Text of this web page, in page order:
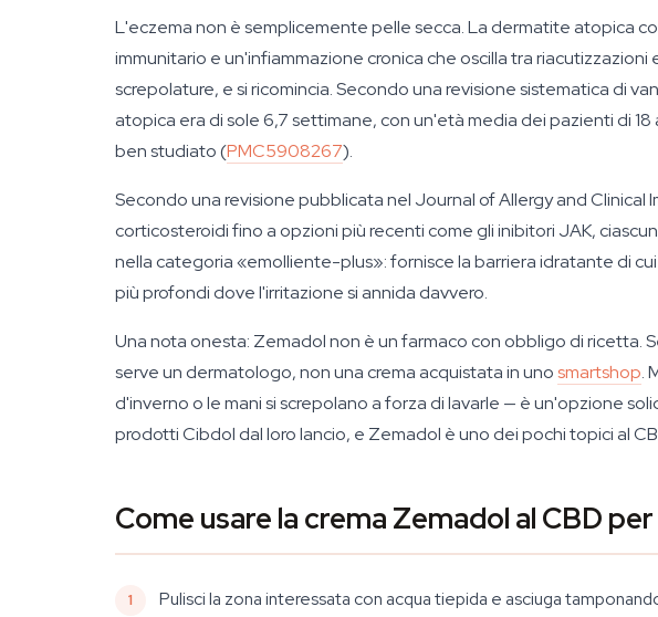
L'eczema non è semplicemente pelle secca. La dermatite atopica
immunitario e un'infiammazione cronica che oscilla tra
screpolature, e si ricomincia. Secondo una revisione sistematica di
atopica era di sole 6,7 settimane, con un'età media dei pazienti di
ben studiato (PMC5908267).
Secondo una revisione pubblicata nel Journal of Allergy and
corticosteroidi fino a opzioni più recenti come gli inibitori JAK,
nella categoria «emolliente-plus»: fornisce la barriera idratante di
più profondi dove l'irritazione si annida davvero.
Una nota onesta: Zemadol non è un farmaco con obbligo di ricetta.
serve un dermatologo, non una crema acquistata in unosmartshop.
d'inverno o le mani si screpolano a forza di lavarle — è un'opzione
prodotti Cibdol dal loro lancio, e Zemadol è uno dei pochi topici al
Come usare la crema Zemadol al CBD
Pulisci la zona interessata con acqua tiepida e asciuga